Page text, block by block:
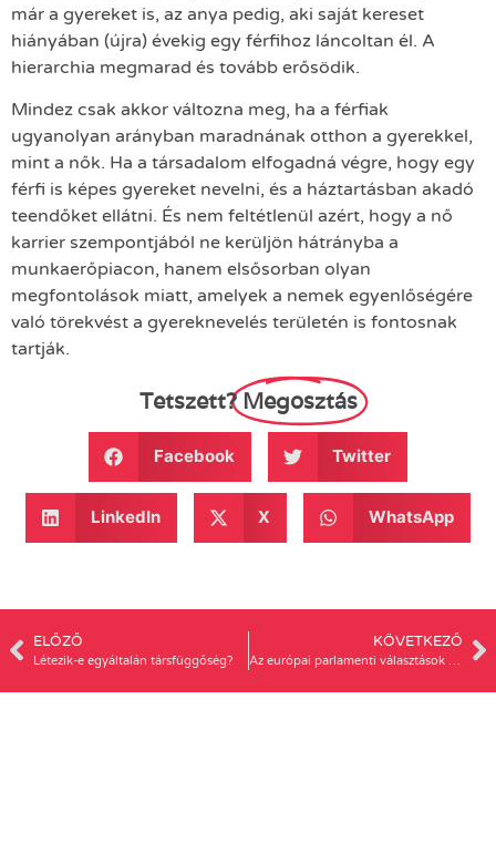
már a gyereket is, az anya pedig, aki saját kereset
hiányában (újra) évekig egy férfihoz láncoltan él. A
hierarchia megmarad és tovább erősödik.
Mindez csak akkor változna meg, ha a férfiak
ugyanolyan arányban maradnának otthon a gyerekkel,
mint a nők. Ha a társadalom elfogadná végre, hogy egy
férfi is képes gyereket nevelni, és a háztartásban akadó
teendőket ellátni. És nem feltétlenül azért, hogy a nő
karrier szempontjából ne kerüljön hátrányba a
munkaerőpiacon, hanem elsősorban olyan
megfontolások miatt, amelyek a nemek egyenlőségére
való törekvést a gyereknevelés területén is fontosnak
tartják.
Tetszett?Megosztás
Facebook Twitter
LinkedIn X WhatsApp
ELŐZŐ
Létezik-e egyáltalán társfüggőség?
KÖVETKEZŐ